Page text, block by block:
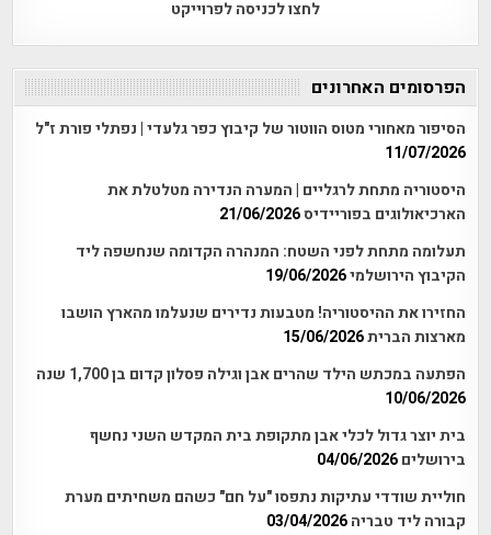
לחצו לכניסה לפרוייקט
הפרסומים האחרונים
הסיפור מאחורי מטוס הווטור של קיבוץ כפר גלעדי | נפתלי פורת ז"ל
11/07/2026
היסטוריה מתחת לרגליים | המערה הנדירה מטלטלת את
הארכיאולוגים בפוריידיס21/06/2026
תעלומה מתחת לפני השטח: המנהרה הקדומה שנחשפה ליד
הקיבוץ הירושלמי19/06/2026
החזירו את ההיסטוריה! מטבעות נדירים שנעלמו מהארץ הושבו
מארצות הברית15/06/2026
הפתעה במכתש הילד שהרים אבן וגילה פסלון קדום בן 1,700 שנה
10/06/2026
בית יוצר גדול לכלי אבן מתקופת בית המקדש השני נחשף
בירושלים 04/06/2026
חוליית שודדי עתיקות נתפסו "על חם" כשהם משחיתים מערת
קבורה ליד טבריה 03/04/2026